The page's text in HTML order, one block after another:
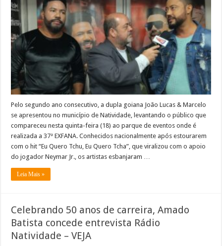
Marcelo
agitam
o
público
no
2º
dia
da
37ª
EXFANA
e
falam
à
Rádio
Natividade
–
VEJA
A
Pelo segundo ano consecutivo, a dupla goiana João Lucas & Marcelo
se apresentou no município de Natividade, levantando o público que
compareceu nesta quinta-feira (18) ao parque de eventos onde é
realizada a 37ª EXFANA. Conhecidos nacionalmente após estourarem
com o hit “Eu Quero Tchu, Eu Quero Tcha”, que viralizou com o apoio
do jogador Neymar Jr., os artistas esbanjaram …
Leia Mais »
Celebrando 50 anos de carreira, Amado
Batista concede entrevista Rádio
Natividade – VEJA